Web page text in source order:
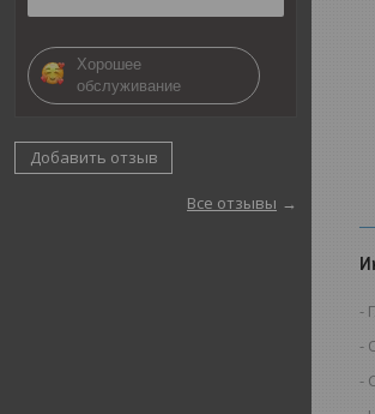
Хорошее
обслуживание
Добавить отзыв
Все отзывы